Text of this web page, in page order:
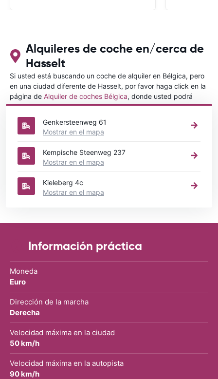
para ALBANIA
Alquileres de coche en/cerca de
Hasselt
Si usted está buscando un coche de alquiler en Bélgica, pero
en una ciudad diferente de Hasselt, por favor haga click en la
página de Alquiler de coches Bélgica, donde usted podrá
elegir en qué ciudad de Bélgica desea alquilar un coche.
Genkersteenweg 61
Mostrar en el mapa
Kempische Steenweg 237
Mostrar en el mapa
Kieleberg 4c
Mostrar en el mapa
Información práctica
Moneda
Euro
Dirección de la marcha
Derecha
Velocidad máxima en la ciudad
50 km/h
Velocidad máxima en la autopista
90 km/h